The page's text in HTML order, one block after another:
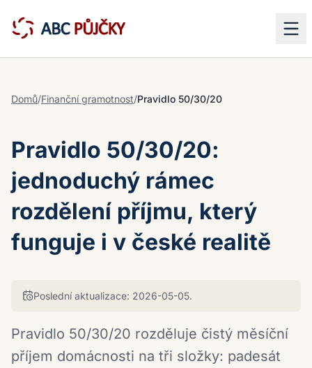
Domů/Finanční gramotnost/Pravidlo 50/30/20
Pravidlo 50/30/20:
jednoduchý rámec
rozdělení příjmu, který
funguje i v české realitě
Poslední aktualizace: 2026-05-05.
Pravidlo 50/30/20 rozděluje čistý měsíční
příjem domácnosti na tři složky: padesát